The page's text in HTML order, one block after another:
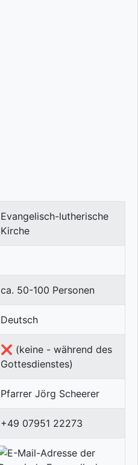
Evangelisch-lutherische
Kirche
ca. 50-100 Personen
Deutsch
❌ (keine - während des
Gottesdienstes)
Pfarrer Jörg Scheerer
+49 07951 22273